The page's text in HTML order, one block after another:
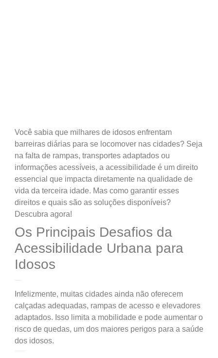
Você sabia que milhares de idosos enfrentam
barreiras diárias para se locomover nas cidades? Seja
na falta de rampas, transportes adaptados ou
informações acessíveis, a acessibilidade é um direito
essencial que impacta diretamente na qualidade de
vida da terceira idade. Mas como garantir esses
direitos e quais são as soluções disponíveis?
Descubra agora!
Os Principais Desafios da
Acessibilidade Urbana para
Idosos
Infelizmente, muitas cidades ainda não oferecem
calçadas adequadas, rampas de acesso e elevadores
adaptados. Isso limita a mobilidade e pode aumentar o
risco de quedas, um dos maiores perigos para a saúde
dos idosos.